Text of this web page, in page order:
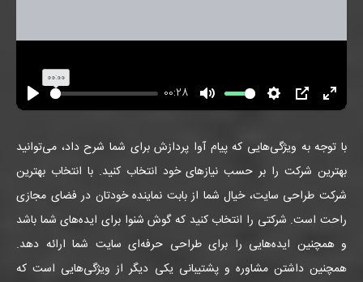
اجرا
00:00
00:28
بی
تنظیماتPIP تمام
شود
با توجه به ویژگی‌هایی که پیام آوا پردازش برای شما شرح داد، می‌توانید
بهترین شرکت را بر حسب نیازهای خود انتخاب کنید. با انتخاب بهترین
شرکت طراحی سایت، خیال شما از بابت نماینده خودتان در فضای مجازی
راحت است. شرکتی را انتخاب کنید که گوش شنوا برای ایده‌های شما باشد
و همچنین ایده‌هایی را برای طراحی حرفه‌ای سایت شما ارائه دهد.
همچنین داشتن مشاوره و پشتیبانی یکی دیگر از ویژگی‌هایی است که